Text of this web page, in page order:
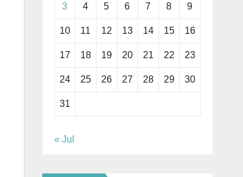
3 4 5 6 7 8 9
10 11 12 13 14 15 16
17 18 19 20 21 22 23
24 25 26 27 28 29 30
31
« Jul